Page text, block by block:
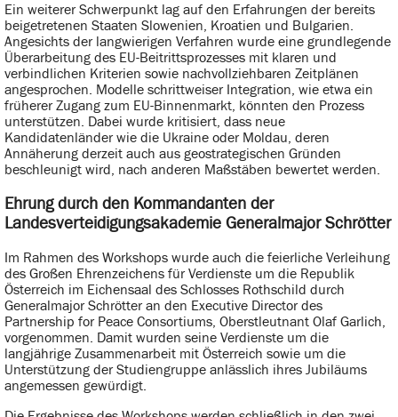
Ein weiterer Schwerpunkt lag auf den Erfahrungen der bereits
beigetretenen Staaten Slowenien, Kroatien und Bulgarien.
Angesichts der langwierigen Verfahren wurde eine grundlegende
Überarbeitung des EU-Beitrittsprozesses mit klaren und
verbindlichen Kriterien sowie nachvollziehbaren Zeitplänen
angesprochen. Modelle schrittweiser Integration, wie etwa ein
früherer Zugang zum EU-Binnenmarkt, könnten den Prozess
unterstützen. Dabei wurde kritisiert, dass neue
Kandidatenländer wie die Ukraine oder Moldau, deren
Annäherung derzeit auch aus geostrategischen Gründen
beschleunigt wird, nach anderen Maßstäben bewertet werden.
Ehrung durch den Kommandanten der
Landesverteidigungsakademie Generalmajor Schrötter
Im Rahmen des Workshops wurde auch die feierliche Verleihung
des Großen Ehrenzeichens für Verdienste um die Republik
Österreich im Eichensaal des Schlosses Rothschild durch
Generalmajor Schrötter an den Executive Director des
Partnership for Peace Consortiums, Oberstleutnant Olaf Garlich,
vorgenommen. Damit wurden seine Verdienste um die
langjährige Zusammenarbeit mit Österreich sowie um die
Unterstützung der Studiengruppe anlässlich ihres Jubiläums
angemessen gewürdigt.